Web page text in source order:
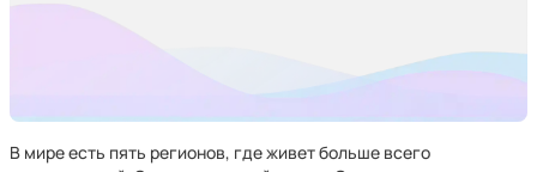
В мире есть пять регионов, где живет больше всего